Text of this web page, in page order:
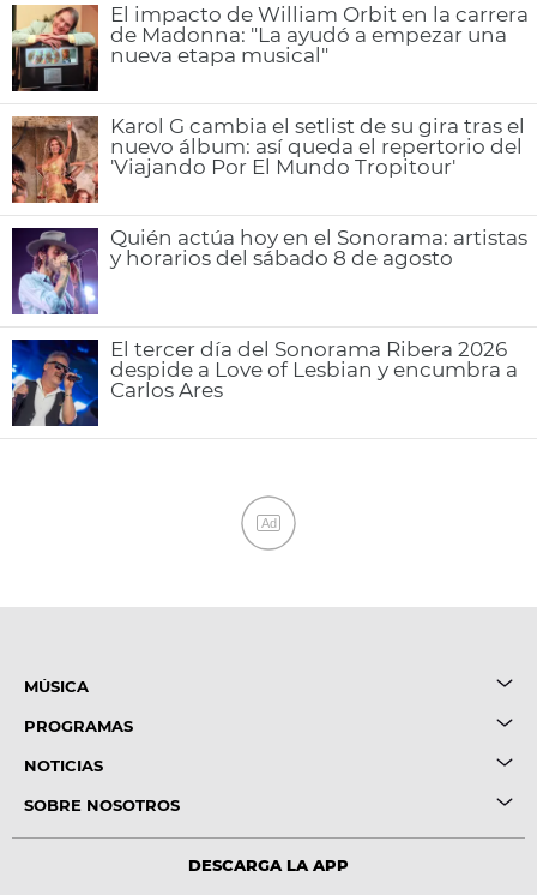
El impacto de William Orbit en la carrera
de Madonna: "La ayudó a empezar una
nueva etapa musical"
Karol G cambia el setlist de su gira tras el
nuevo álbum: así queda el repertorio del
'Viajando Por El Mundo Tropitour'
Quién actúa hoy en el Sonorama: artistas
y horarios del sábado 8 de agosto
El tercer día del Sonorama Ribera 2026
despide a Love of Lesbian y encumbra a
Carlos Ares
Ad
MÚSICA
PROGRAMAS
NOTICIAS
SOBRE NOSOTROS
DESCARGA LA APP